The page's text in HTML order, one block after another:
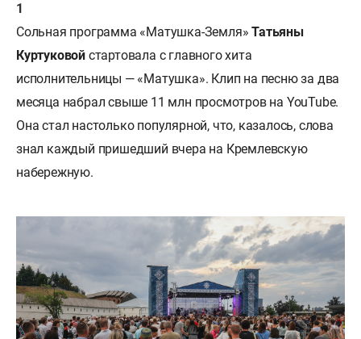
Сольная программа «Матушка-Земля»Татьяны
Куртуковой стартовала с главного хита
исполнительницы — «Матушка». Клип на песню за два
месяца набрал свыше 11 млн просмотров на YouTube.
Она стал настолько популярной, что, казалось, слова
знал каждый пришедший вчера на Кремлевскую
набережную.